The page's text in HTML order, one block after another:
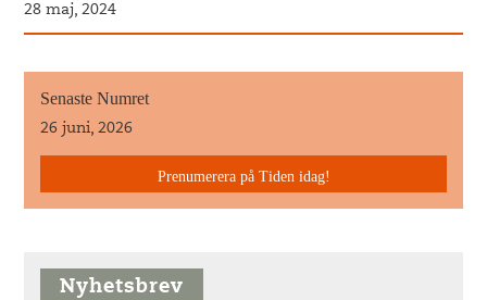
28 maj, 2024
Senaste Numret
26 juni, 2026
Prenumerera på Tiden idag!
Nyhetsbrev